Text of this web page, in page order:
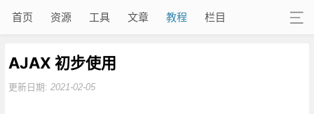
首页 资源 工具 文章 教程 栏目
AJAX 初步使用
更新日期: 2021-02-05